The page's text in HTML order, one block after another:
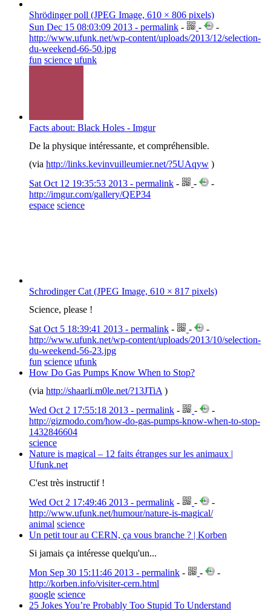
Shrödinger poll (JPEG Image, 610 × 806 pixels)
Sun Dec 15 08:03:09 2013 - permalink - -
-
http://www.ufunk.net/wp-content/uploads/2013/12/selection-
du-weekend-66-50.jpg
fun science ufunk
Facts about: Black Holes - Imgur
De la physique intéressante, et compréhensible.
(via http://links.kevinvuilleumier.net/?5UAqyw )
Sat Oct 12 19:35:53 2013 - permalink - -
-
http://imgur.com/gallery/QEP34
espace science
Schrodinger Cat (JPEG Image, 610 × 817 pixels)
Science, please !
Sat Oct 5 18:39:41 2013 - permalink - -
-
http://www.ufunk.net/wp-content/uploads/2013/10/selection-
du-weekend-56-23.jpg
fun science ufunk
How Do Gas Pumps Know When to Stop?
(via http://shaarli.m0le.net/?13JTiA )
Wed Oct 2 17:55:18 2013 - permalink - -
-
http://gizmodo.com/how-do-gas-pumps-know-when-to-stop-
1432846604
science
Nature is magical – 12 faits étranges sur les animaux |
Ufunk.net
C'est très instructif !
Wed Oct 2 17:49:46 2013 - permalink - -
-
http://www.ufunk.net/humour/nature-is-magical/
animal science
Un petit tour au CERN, ça vous branche ? | Korben
Si jamais ça intéresse quelqu'un...
Mon Sep 30 15:11:46 2013 - permalink - -
-
http://korben.info/visiter-cern.html
google science
25 Jokes You’re Probably Too Stupid To Understand